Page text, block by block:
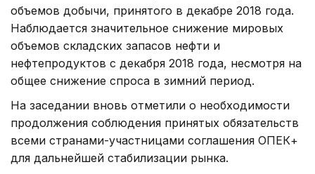
объемов добычи, принятого в декабре 2018 года.
Наблюдается значительное снижение мировых
объемов складских запасов нефти и
нефтепродуктов с декабря 2018 года, несмотря на
общее снижение спроса в зимний период.
На заседании вновь отметили о необходимости
продолжения соблюдения принятых обязательств
всеми странами-участницами соглашения ОПЕК+
для дальнейшей стабилизации рынка.